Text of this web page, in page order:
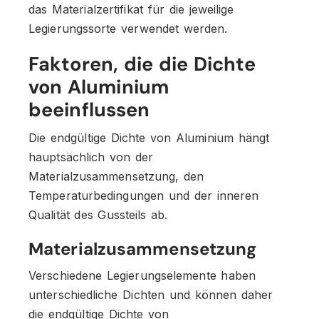
das Materialzertifikat für die jeweilige
Legierungssorte verwendet werden.
Faktoren, die die Dichte
von Aluminium
beeinflussen
Die endgültige Dichte von Aluminium hängt
hauptsächlich von der
Materialzusammensetzung, den
Temperaturbedingungen und der inneren
Qualität des Gussteils ab.
Materialzusammensetzung
Verschiedene Legierungselemente haben
unterschiedliche Dichten und können daher
die endgültige Dichte von